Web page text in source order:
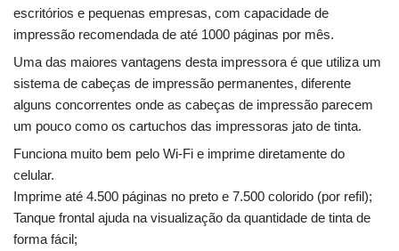
escritórios e pequenas empresas, com capacidade de
impressão recomendada de até 1000 páginas por mês.
Uma das maiores vantagens desta impressora é que utiliza um
sistema de cabeças de impressão permanentes, diferente
alguns concorrentes onde as cabeças de impressão parecem
um pouco como os cartuchos das impressoras jato de tinta.
Funciona muito bem pelo Wi-Fi e imprime diretamente do
celular.
Imprime até 4.500 páginas no preto e 7.500 colorido (por refil);
Tanque frontal ajuda na visualização da quantidade de tinta de
forma fácil;